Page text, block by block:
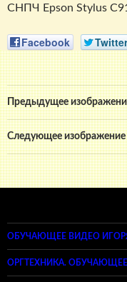
СНПЧ Epson Stylus
Facebook Twitter
Предыдущее
Следующее изображение
ОБУЧАЮЩЕЕ ВИДЕО
ОРГТЕХНИКА.